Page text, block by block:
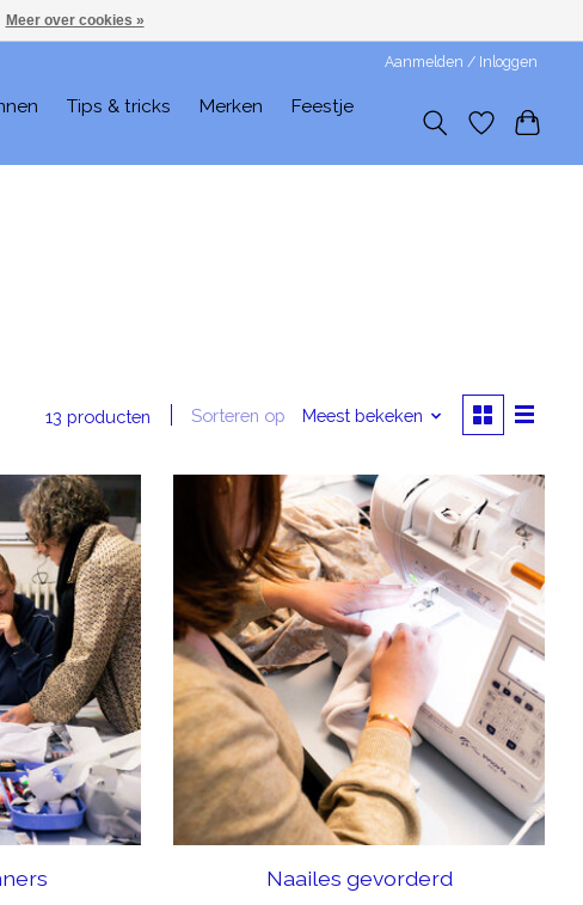
Aanmelden / Inloggen
Tips & tricks Merken
Feestje
13 producten Sorteren op Meest bekeken
Naailes gevorderd
Meer over cookies »